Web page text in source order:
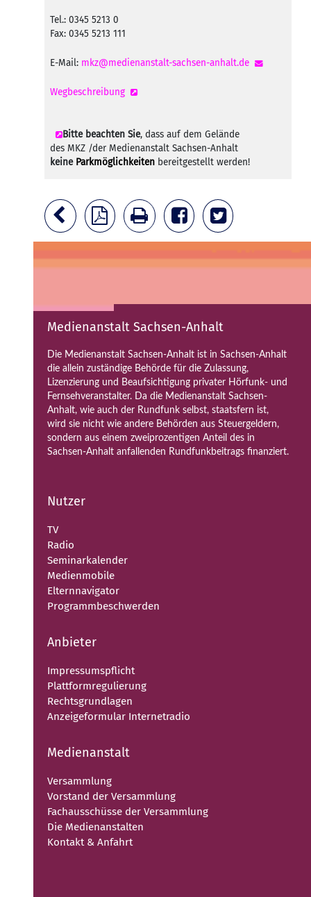
Tel.: 0345 5213 0
Fax: 0345 5213 111
E-Mail: mkz@medienanstalt-sachsen-anhalt.de
Wegbeschreibung
Bitte beachten Sie, dass auf dem Gelände
des MKZ /der Medienanstalt Sachsen-Anhalt
keine Parkmöglichkeiten bereitgestellt werden!
Medienanstalt Sachsen-Anhalt
Die Medienanstalt Sachsen-Anhalt ist in Sachsen-Anhalt
die allein zuständige Behörde für die Zulassung,
Lizenzierung und Beaufsichtigung privater Hörfunk- und
Fernsehveranstalter. Da die Medienanstalt Sachsen-
Anhalt, wie auch der Rundfunk selbst, staatsfern ist,
wird sie nicht wie andere Behörden aus Steuergeldern,
sondern aus einem zweiprozentigen Anteil des in
Sachsen-Anhalt anfallenden Rundfunkbeitrags finanziert.
Nutzer
TV
Radio
Seminarkalender
Medienmobile
Elternnavigator
Programmbeschwerden
Anbieter
Impressumspflicht
Plattformregulierung
Rechtsgrundlagen
Anzeigeformular Internetradio
Medienanstalt
Versammlung
Vorstand der Versammlung
Fachausschüsse der Versammlung
Die Medienanstalten
Kontakt & Anfahrt